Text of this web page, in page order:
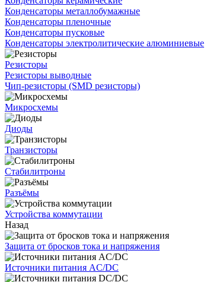
Конденсаторы металлобумажные
Конденсаторы пленочные
Конденсаторы пусковые
Конденсаторы электролитические алюминиевые
Резисторы
Резисторы выводные
Чип-резисторы (SMD резисторы)
Микросхемы
Диоды
Транзисторы
Стабилитроны
Разъёмы
Устройства коммутации
Назад
Защита от бросков тока и напряжения
Источники питания AC/DC